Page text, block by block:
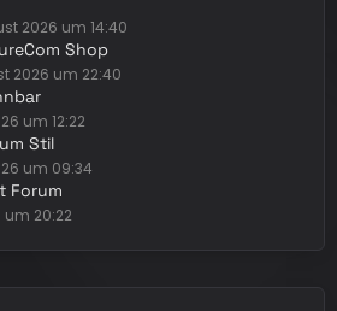
2026 um 14:40
Shop
2026 um 22:40
um 12:22
Stil
um 09:34
Forum
um 20:22